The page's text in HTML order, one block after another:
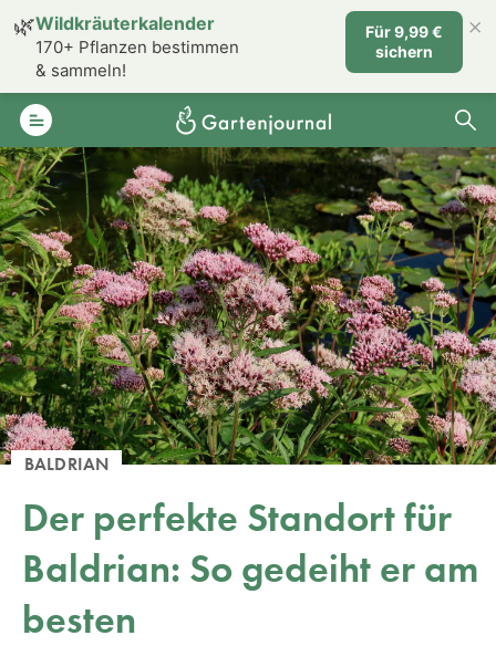
BALDRIAN
Der perfekte Standort für
Baldrian: So gedeiht er am
besten
🌿Wildkräuterkalender
170+ Pflanzen bestimmen
& sammeln!
Für 9,99 €
sichern
×